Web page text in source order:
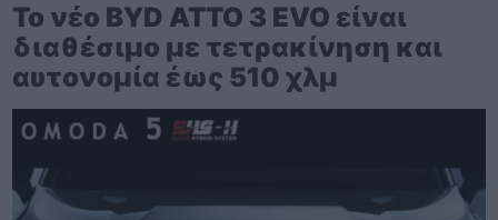
Το νέο BYD ATTO 3 EVO είναι
διαθέσιμο με τετρακίνηση και
αυτονομία έως 510 χλμ